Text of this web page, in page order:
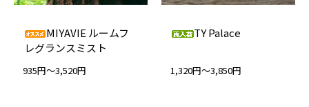
MIYAVIE ルームフ
レグランスミスト
935円～3,520円
TY Palace
1,320円～3,850円